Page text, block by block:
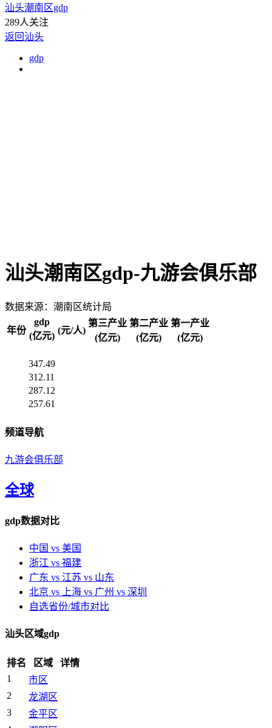
汕头潮南区gdp
289人关注
返回汕头
gdp
汕头潮南区gdp-九游会俱乐部
数据来源：潮南区统计局
年份
gdp
(亿元)
(元/人)
第三产业
(亿元)
第二产业
(亿元)
第一产业
(亿元)
347.49
312.11
287.12
257.61
频道导航
九游会俱乐部
全球
gdp数据对比
中国 vs 美国
浙江 vs 福建
广东 vs 江苏 vs 山东
北京 vs 上海 vs 广州 vs 深圳
自选省份/城市对比
汕头区域gdp
排名 区域
详情
1
市区
2
龙湖区
3
金平区